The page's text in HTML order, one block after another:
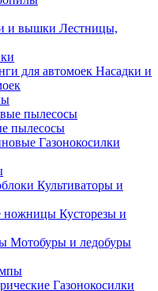
Лестницы,
Насадки и
пылесосы
Газонокосилки
Культиваторы и
Кусторезы и
Мотобуры и ледобуры
Газонокосилки